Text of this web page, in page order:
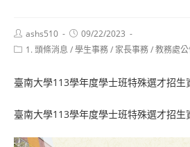
Post
author:
ashs510
Post
published:
09/22/2023
Post1. 頭條消息 /學生事務/ 家長事務/教務處
臺南大學113學年度學士班特殊選才招生
臺南大學113學年度學士班特殊選才招生